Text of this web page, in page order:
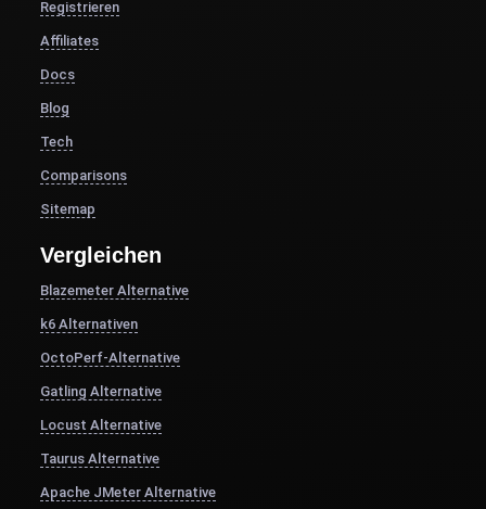
Registrieren
Affiliates
Docs
Blog
Tech
Comparisons
Sitemap
Vergleichen
Blazemeter Alternative
k6 Alternativen
OctoPerf-Alternative
Gatling Alternative
Locust Alternative
Taurus Alternative
Apache JMeter Alternative